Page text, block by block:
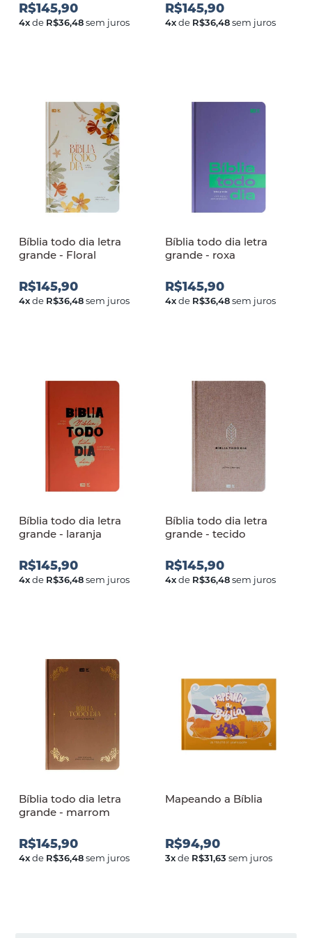
R$145,90
4xde R$36,48sem juros
R$145,90
4xde R$36,48sem juros
Bíblia todo dia letra
grande - Floral
R$145,90
4xde R$36,48sem juros
Bíblia todo dia letra
grande - roxa
R$145,90
4xde R$36,48sem juros
Bíblia todo dia letra
grande - laranja
R$145,90
4xde R$36,48sem juros
Bíblia todo dia letra
grande - tecido
R$145,90
4xde R$36,48sem juros
Bíblia todo dia letra
grande - marrom
R$145,90
4xde R$36,48sem juros
Mapeando a Bíblia
R$94,90
3xde R$31,63 sem juros